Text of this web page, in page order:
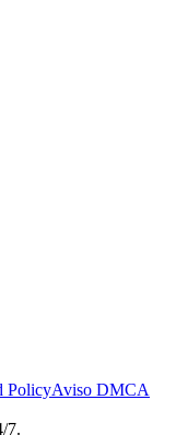
PolicyAviso DMCA
7.